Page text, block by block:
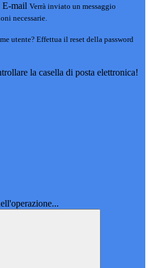
E-mail Verrà inviato un messaggio
necessarie.
utente? Effettua il reset della password
la casella di posta elettronica!